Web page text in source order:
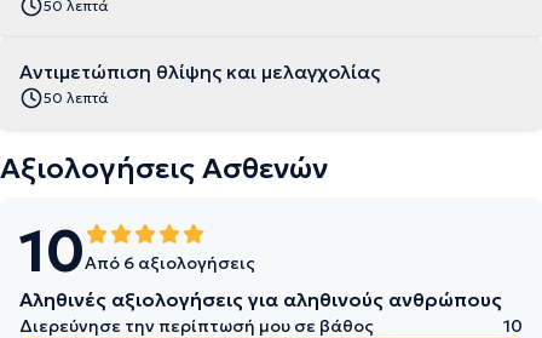
50 λεπτά
Αντιμετώπιση θλίψης και μελαγχολίας
50 λεπτά
Αξιολογήσεις Ασθενών
10Από 6 αξιολογήσεις
Αληθινές αξιολογήσεις για αληθινούς ανθρώπους
Διερεύνησε την περίπτωσή μου σε βάθος
10